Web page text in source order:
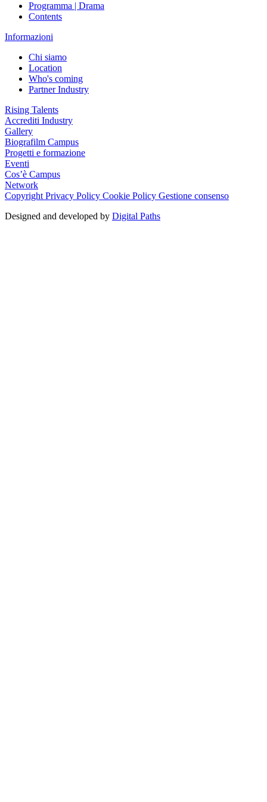
Programma | Drama
Contents
Informazioni
Chi siamo
Location
Who's coming
Partner Industry
Rising Talents
Accrediti Industry
Gallery
Biografilm Campus
Progetti e formazione
Eventi
Cos’è Campus
Network
Copyright Privacy Policy Cookie Policy Gestione consenso
Designed and developed by Digital Paths